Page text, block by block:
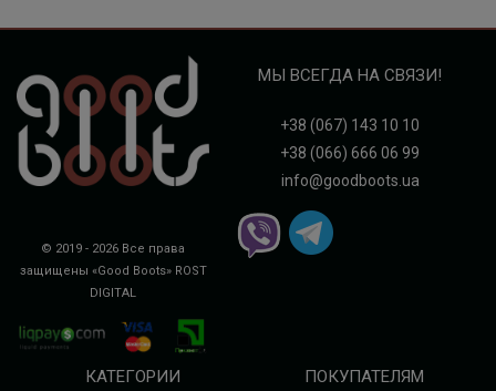
© 2019 - 2026 Все права
защищены «Good Boots» ROST
DIGITAL
МЫ ВСЕГДА НА СВЯЗИ!
+38 (067) 143 10 10
+38 (066) 666 06 99
info@goodboots.ua
КАТЕГОРИИ ПОКУПАТЕЛЯМ